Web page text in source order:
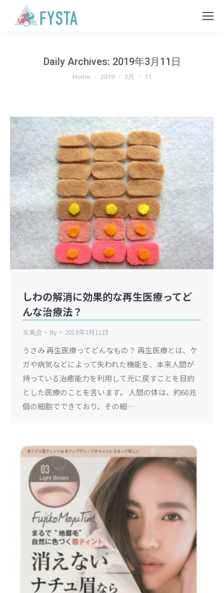
Daily Archives: 2019年3月11日
You are here:
Home 2019 3月 11
しわの解消に効果的な再生医療ってど
んな治療法？
女美会 By 2019年3月11日
うさみ 再生医療ってどんなもの？ 再生医療とは、ケ
ガや病気などによって失われた機能を、本来人間が
持っている治癒能力を利用して元に戻すことを目的
とした医療のことを言います。 人間の体は、約60兆
個の細胞でできており、その細…